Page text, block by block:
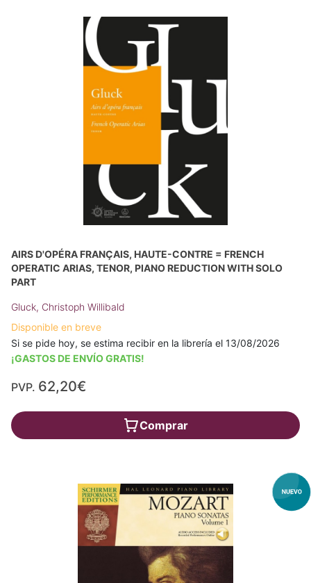
AIRS D'OPÉRA FRANÇAIS, HAUTE-CONTRE = FRENCH
OPERATIC ARIAS, TENOR, PIANO REDUCTION WITH SOLO
PART
Gluck, Christoph Willibald
Disponible en breve
Si se pide hoy, se estima recibir en la librería el 13/08/2026
¡GASTOS DE ENVÍO GRATIS!
PVP. 62,20€
Comprar